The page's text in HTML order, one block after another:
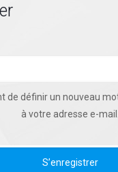
de définir un nouveau
à votre adresse e-mail.
S’enregistrer